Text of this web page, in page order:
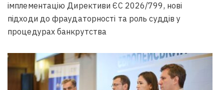
імплементацію Директиви ЄС 2026/799, нові
підходи до фраудаторності та роль суддів у
процедурах банкрутства